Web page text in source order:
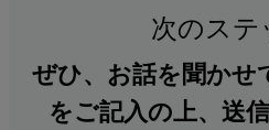
次のステ
ぜひ、お話を聞かせ
をご記入の上、送